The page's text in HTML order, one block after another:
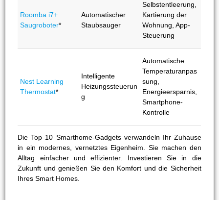
Roomba i7+
Saugroboter*
Automatischer
Staubsauger
Selbstentleerung,
Kartierung der
Wohnung, App-
Steuerung
Nest Learning
Thermostat*
Intelligente
Heizungssteuerun
g
Automatische
Temperaturanpas
sung,
Energieersparnis,
Smartphone-
Kontrolle
Die Top 10 Smarthome-Gadgets verwandeln Ihr Zuhause
in ein modernes, vernetztes Eigenheim. Sie machen den
Alltag einfacher und effizienter. Investieren Sie in die
Zukunft und genießen Sie den Komfort und die Sicherheit
Ihres Smart Homes.